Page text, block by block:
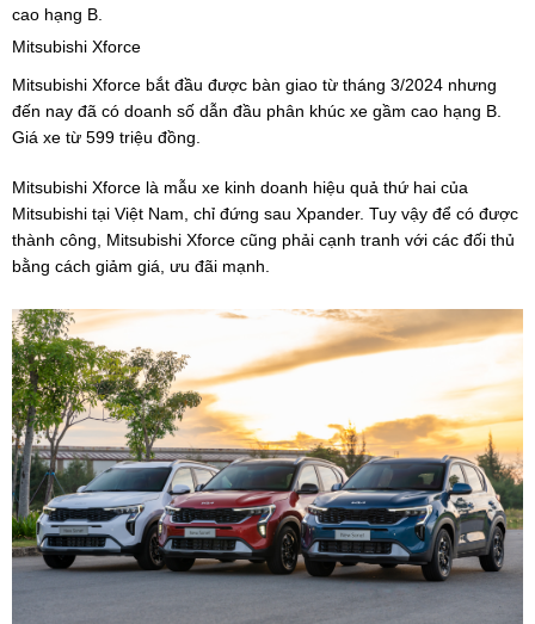
cao hạng B.
Mitsubishi Xforce
Mitsubishi Xforce bắt đầu được bàn giao từ tháng 3/2024 nhưng
đến nay đã có doanh số dẫn đầu phân khúc xe gầm cao hạng B.
Giá xe từ 599 triệu đồng.
Mitsubishi Xforce là mẫu xe kinh doanh hiệu quả thứ hai của
Mitsubishi tại Việt Nam, chỉ đứng sau Xpander. Tuy vậy để có được
thành công, Mitsubishi Xforce cũng phải cạnh tranh với các đối thủ
bằng cách giảm giá, ưu đãi mạnh.